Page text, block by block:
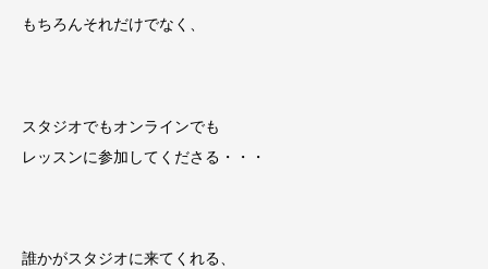
もちろんそれだけでなく、
スタジオでもオンラインでも
レッスンに参加してくださる・・・
誰かがスタジオに来てくれる、